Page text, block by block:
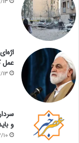
عمل
13
و
10